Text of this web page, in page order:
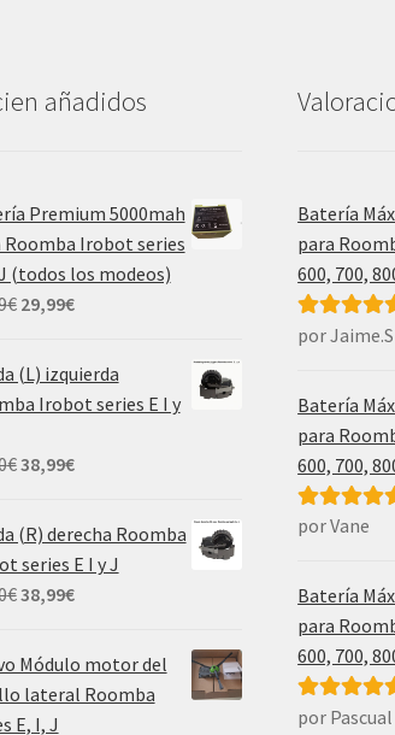
añadidos
Premium 5000mah
Roomba Irobot series
(todos los modeos)
€ El
original
era:
29,99€El
actual
(L) izquierda
Irobot series E I y
€ El
original
era:
38,99€El
actual
es:
38,99€.
(R) derecha Roomba
series E I y J
€ El
original
era:
55,00€.
38,99€El
es:
Módulo motor del
lateral Roomba
E, I, J
Batería
para
600, 700,
Valorado con
por Jaime.S
Batería
para
600, 700,
Valorado con
por Vane
Batería
para
600, 700,
Valorado con
por Pascual